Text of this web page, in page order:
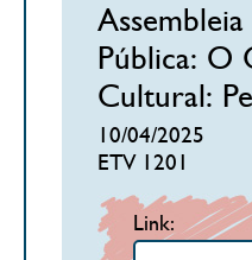
Pública: O
Cultural:
10/04/2025
ETV 1201
Link: